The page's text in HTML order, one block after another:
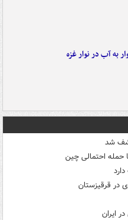
به آب در نوار غزه
شد
حمله احتمالی چین
در قرقیزستان
ایران